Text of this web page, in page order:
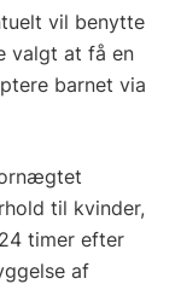
vil benytte
valgt at få en
barnet via
til kvinder,
timer efter
af